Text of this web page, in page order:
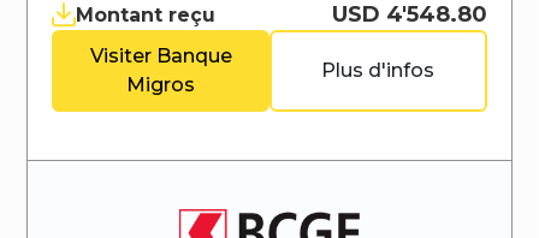
Montant reçu
USD 4'548.80
Visiter Banque
Migros
Plus d'infos